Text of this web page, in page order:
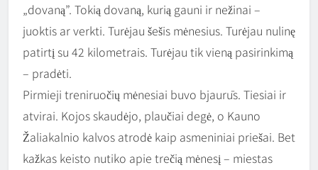
„dovaną”. Tokią dovaną, kurią gauni ir nežinai –
juoktis ar verkti. Turėjau šešis mėnesius. Turėjau nulinę
patirtį su 42 kilometrais. Turėjau tik vieną pasirinkimą
– pradėti.
Pirmieji treniruočių mėnesiai buvo bjaurūs. Tiesiai ir
atvirai. Kojos skaudėjo, plaučiai degė, o Kauno
Žaliakalnio kalvos atrodė kaip asmeniniai priešai. Bet
kažkas keisto nutiko apie trečią mėnesį – miestas